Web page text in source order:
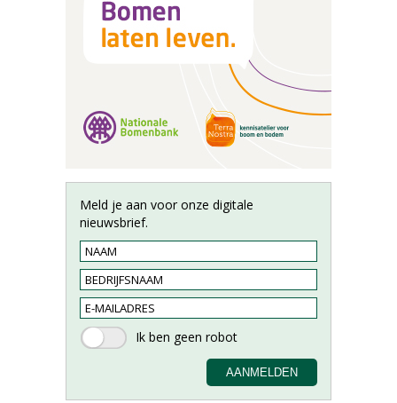
Meld je aan voor onze digitale
nieuwsbrief.